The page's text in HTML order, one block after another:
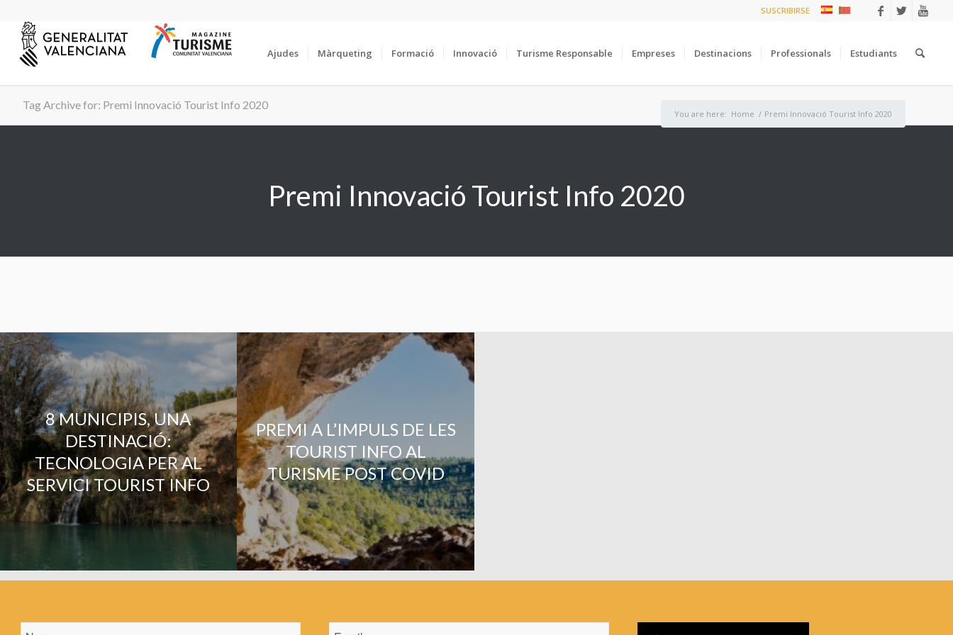
SUSCRIBIRSE
Ajudes Màrqueting Formació Innovació Turisme Responsable Empreses Destinacions Professionals Estudiants
Tag Archive for: Premi Innovació Tourist Info 2020
You are here: Home / Premi Innovació Tourist Info 2020
Premi Innovació Tourist Info 2020
8 MUNICIPIS, UNA
DESTINACIÓ:
TECNOLOGIA PER AL
SERVICI TOURIST INFO
PREMI A L’IMPULS DE LES
TOURIST INFO AL
TURISME POST COVID